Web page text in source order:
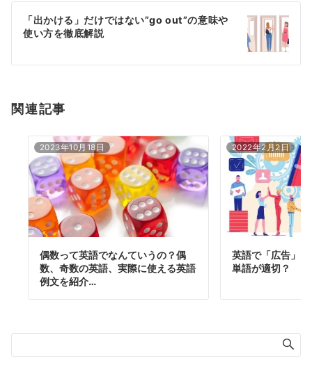
ン
「出かける」だけではない”go out”の意味や
使い方を徹底解説
関連記事
2023年10月18日
偶数って英語でなんていうの？偶
数、奇数の英語、実際に使える英語
例文を紹介…
2022年2月2日
英語で「広告」
単語が適切？